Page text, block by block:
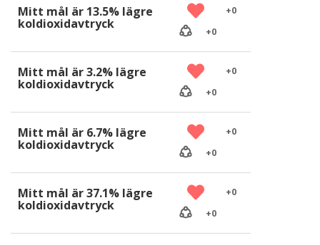
Mitt mål är 13.5% lägre
koldioxidavtryck
+0
+0
Mitt mål är 3.2% lägre
koldioxidavtryck
+0
+0
Mitt mål är 6.7% lägre
koldioxidavtryck
+0
+0
Mitt mål är 37.1% lägre
koldioxidavtryck
+0
+0